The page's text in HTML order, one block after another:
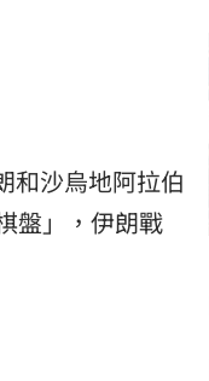
和沙烏地阿拉伯
盤」，伊朗戰